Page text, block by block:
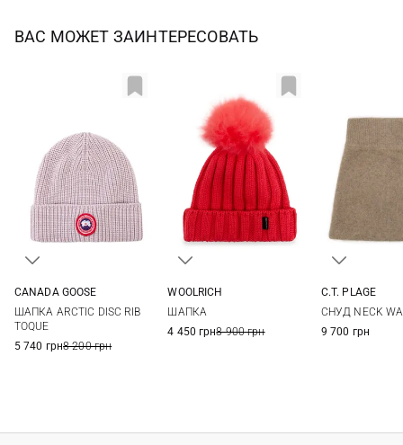
ВАС МОЖЕТ ЗАИНТЕРЕСОВАТЬ
CANADA GOOSE
ШАПКА ARCTIC DISC RIB
TOQUE
5 740 грн8 200 грн
WOOLRICH
ШАПКА
4 450 грн8 900 грн
C.T. PLAGE
СНУД NECK
9 700 грн